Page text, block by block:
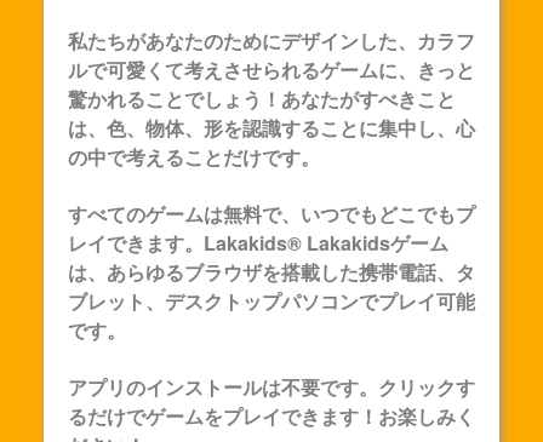
私たちがあなたのためにデザインした、カラフ
ルで可愛くて考えさせられるゲームに、きっと
驚かれることでしょう！あなたがすべきこと
は、色、物体、形を認識することに集中し、心
の中で考えることだけです。
すべてのゲームは無料で、いつでもどこでもプ
レイできます。Lakakids® Lakakidsゲーム
は、あらゆるブラウザを搭載した携帯電話、タ
ブレット、デスクトップパソコンでプレイ可能
です。
アプリのインストールは不要です。クリックす
るだけでゲームをプレイできます！お楽しみく